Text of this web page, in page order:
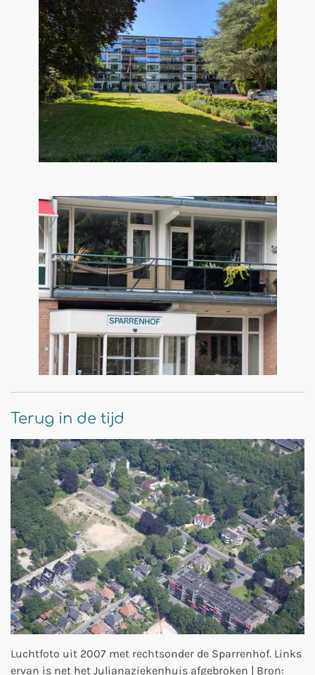
Terug in de tijd
Luchtfoto uit 2007 met rechtsonder de Sparrenhof. Links
ervan is net het Julianaziekenhuis afgebroken | Bron: